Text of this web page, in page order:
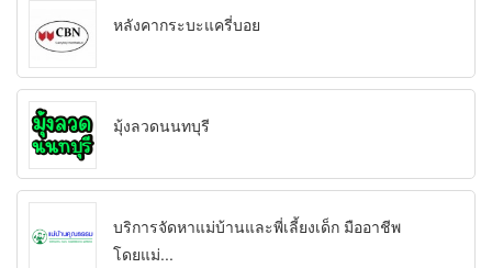
หลังคากระบะแครี่บอย
มุ้งลวดนนทบุรี
บริการจัดหาแม่บ้านและพี่เลี้ยงเด็ก มืออาชีพ
โดยแม่...